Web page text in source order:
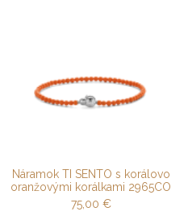
Náramok TI SENTO s korálovo
oranžovými korálkami 2965CO
75,00 €